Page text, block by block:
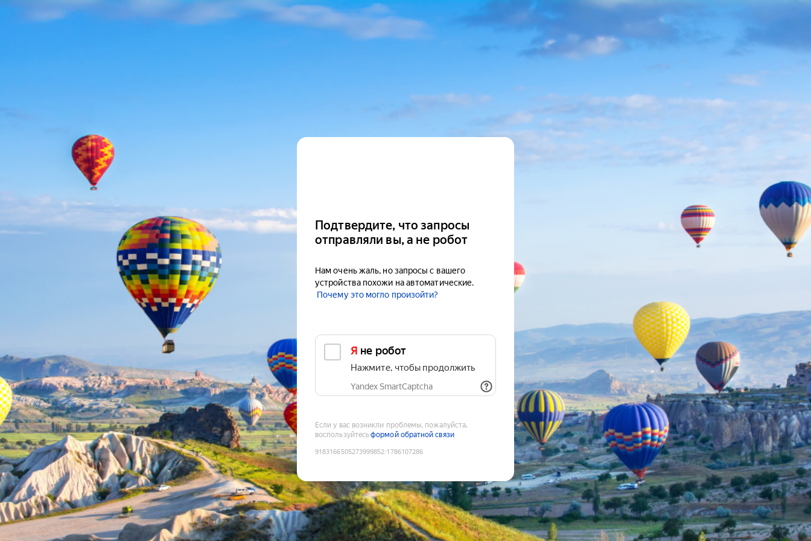
Подтвердите, что запросы
отправляли вы, а не робот
Нам очень жаль, но запросы с вашего
устройства похожи на автоматические.
Почему это могло произойти?
Я не робот
Нажмите, чтобы продолжить
Yandex SmartCaptcha
Если у вас возникли проблемы, пожалуйста,
воспользуйтесьформой обратной связи
9183166505273999852:1786107286